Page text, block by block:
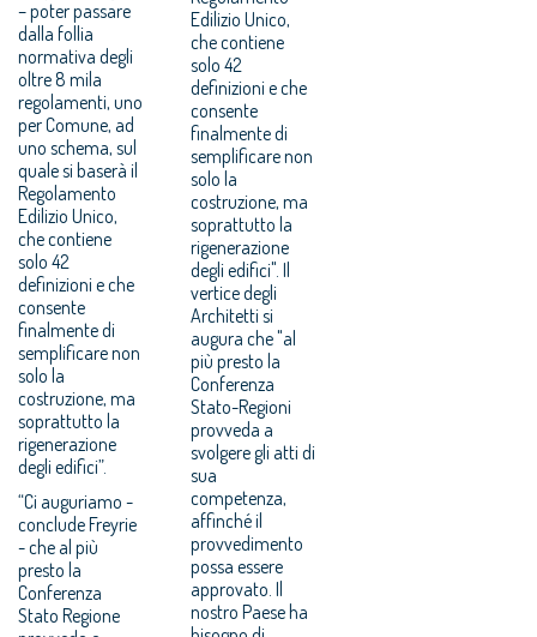
– poter passare
dalla follia
normativa degli
oltre 8 mila
regolamenti, uno
per Comune, ad
uno schema, sul
quale si baserà il
Regolamento
Edilizio Unico,
che contiene
solo 42
definizioni e che
consente
finalmente di
semplificare non
solo la
costruzione, ma
soprattutto la
rigenerazione
degli edifici”.
“Ci auguriamo -
conclude Freyrie
- che al più
presto la
Conferenza
Stato Regione
Edilizio Unico,
che contiene
solo 42
definizioni e che
consente
finalmente di
semplificare non
solo la
costruzione, ma
soprattutto la
rigenerazione
degli edifici". Il
vertice degli
Architetti si
augura che "al
più presto la
Conferenza
Stato-Regioni
provveda a
svolgere gli atti di
sua
competenza,
affinché il
provvedimento
possa essere
approvato. Il
nostro Paese ha